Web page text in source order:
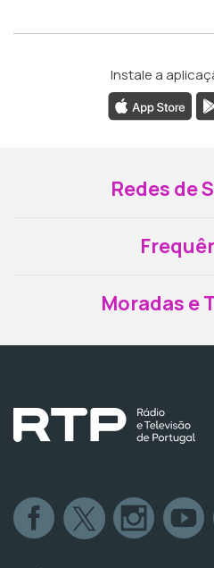
Instale a
Redes de
Moradas e